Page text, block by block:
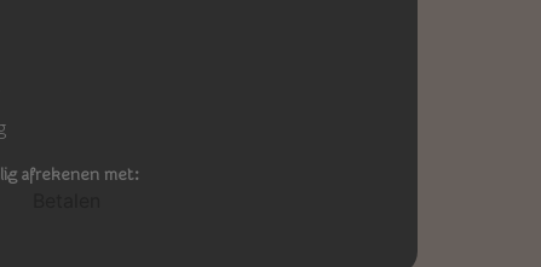
afrekenen met: